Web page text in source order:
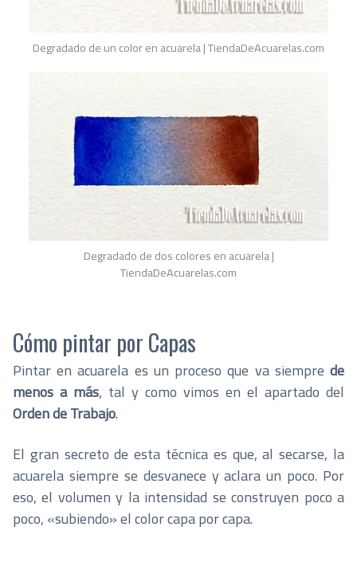
Degradado de un color en acuarela | TiendaDeAcuarelas.com
Degradado de dos colores en acuarela |
TiendaDeAcuarelas.com
Cómo pintar por Capas
Pintar en acuarela es un proceso que va siempre de
menos a más, tal y como vimos en el apartado del
Orden de Trabajo.
El gran secreto de esta técnica es que, al secarse, la
acuarela siempre se desvanece y aclara un poco. Por
eso, el volumen y la intensidad se construyen poco a
poco, «subiendo» el color capa por capa.